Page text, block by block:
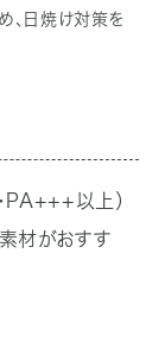
、日焼け対策を
PA+++以上）
素材がおすす